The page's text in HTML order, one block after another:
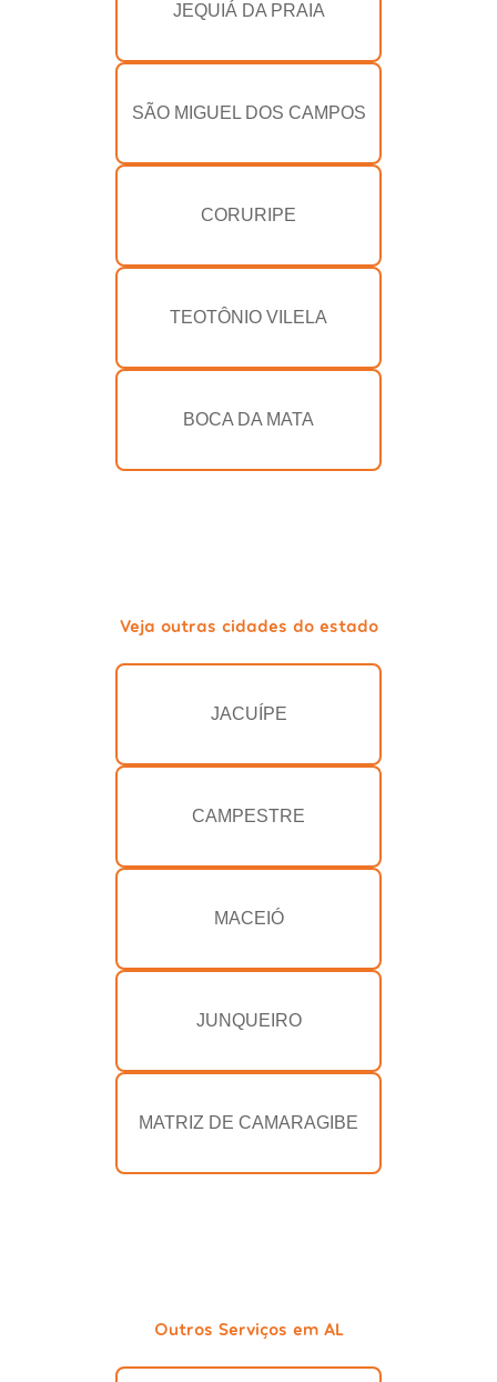
JEQUIÁ DA PRAIA
SÃO MIGUEL DOS CAMPOS
CORURIPE
TEOTÔNIO VILELA
BOCA DA MATA
Veja outras cidades do estado
JACUÍPE
CAMPESTRE
MACEIÓ
JUNQUEIRO
MATRIZ DE CAMARAGIBE
Outros Serviços em AL